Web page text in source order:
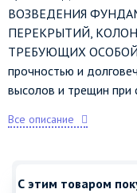
ВОЗВЕДЕНИЯ
ПЕРЕКРЫТИЙ,
ТРЕБУЮЩИХ ОСОБОЙ
прочностью и
высолов и трещин
Все описание
С этим товаром